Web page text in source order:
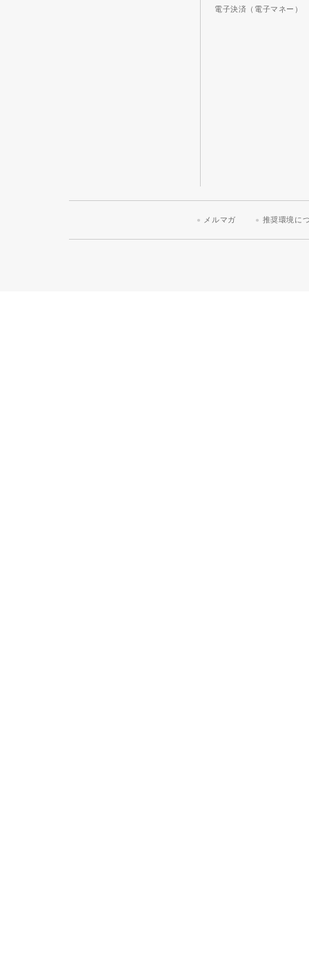
電子決済（電子マネー）
メルマガ 推奨環境に